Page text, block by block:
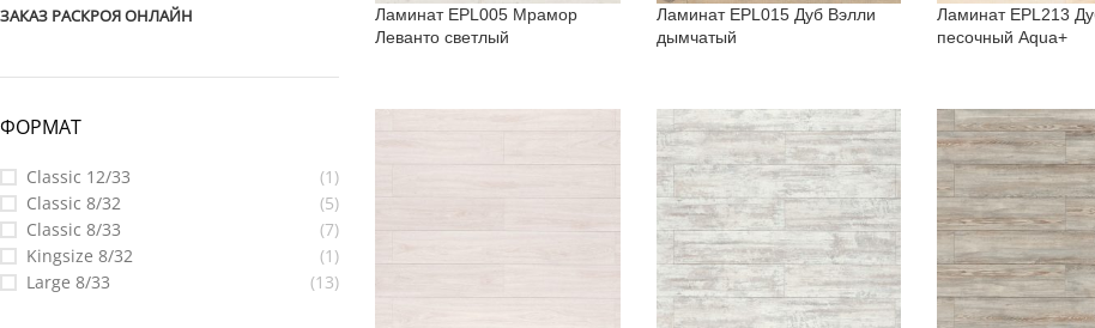
ЗАКАЗ РАСКРОЯ ОНЛАЙН
ФОРМАТ
Classic 12/33
(1)
Classic 8/32
(5)
Classic 8/33
(7)
Kingsize 8/32
(1)
Large 8/33
(13)
Ламинат EPL005 Мрамор
Леванто светлый
Ламинат EPL015 Дуб Вэлли
дымчатый
Ламинат EPL213
песочный Aqua+